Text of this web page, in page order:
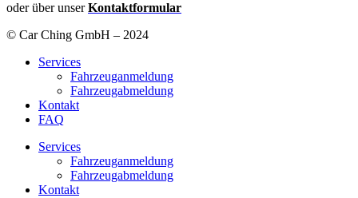
oder über unserKontaktformular
© Car Ching GmbH – 2024
Services
Fahrzeuganmeldung
Fahrzeugabmeldung
Kontakt
FAQ
Services
Fahrzeuganmeldung
Fahrzeugabmeldung
Kontakt